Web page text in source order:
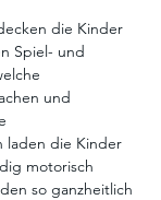
die Kinder
Spiel- und
und
laden die Kinder
motorisch
so ganzheitlich